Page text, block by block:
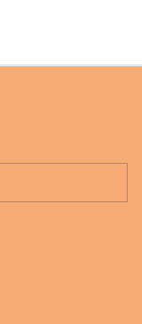
Wanduhr (!) benutzt und